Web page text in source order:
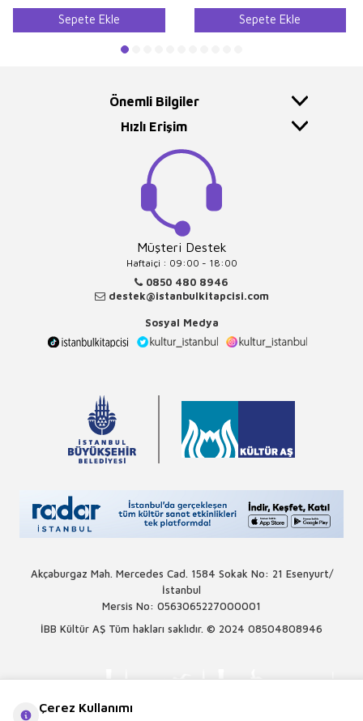
Sepete Ekle Sepete Ekle
Önemli Bilgiler
Hızlı Erişim
Müşteri Destek
Haftaiçi : 09:00 - 18:00
0850 480 8946
destek@istanbulkitapcisi.com
Sosyal Medya
Akçaburgaz Mah. Mercedes Cad. 1584 Sokak No: 21 Esenyurt/
İstanbul
Mersis No: 0563065227000001
İBB Kültür AŞ Tüm hakları saklıdır. © 2024 08504808946
Çerez Kullanımı